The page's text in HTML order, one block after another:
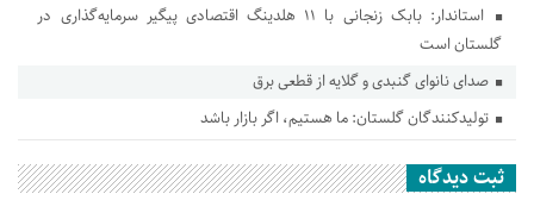
استاندار: بابک زنجانی با ۱۱ هلدینگ اقتصادی پیگیر سرمایه‌گذاری در
گلستان است
صدای نانوای گنبدی و گلایه از قطعی برق
تولیدکنندگان گلستان: ما هستیم، اگر بازار باشد
ثبت دیدگاه